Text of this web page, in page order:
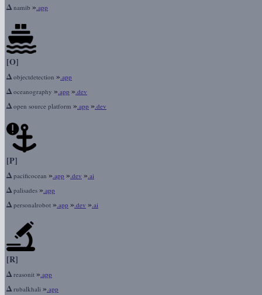
Δnamib ».app
[O]
Δobjectdetection ».app
Δoceanography ».app ».dev
Δopen source platform ».app ».dev
[P]
Δpacificocean ».app ».dev ».ai
Δpalisades ».app
Δpersonalrobot ».app ».dev ».ai
[R]
Δreasonit ».app
Δrubalkhali ».app